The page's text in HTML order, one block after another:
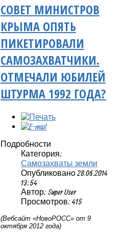
СОВЕТ МИНИСТРОВ
КРЫМА ОПЯТЬ
ПИКЕТИРОВАЛИ
САМОЗАХВАТЧИКИ.
ОТМЕЧАЛИ ЮБИЛЕЙ
ШТУРМА 1992 ГОДА?
Подробности
Категория:
Самозахваты земли
Опубликовано 28.06.2014
13:54
Автор: Super User
Просмотров: 415
(Вебсайт «НовоРОСС» от 9
октября 2012 года)